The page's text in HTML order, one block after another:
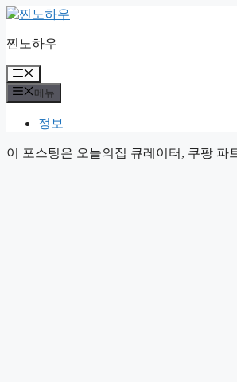
컨
츠
로
건
너
찐노하우
메
뉴
메뉴
정보
이 포스팅은 오늘의집 큐레이터, 쿠팡